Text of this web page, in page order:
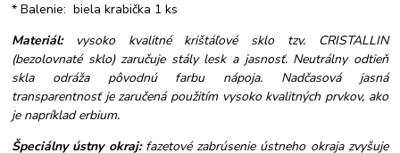
* Balenie: biela krabička 1 ks
Materiál:
vysoko kvalitné krištáľové sklo tzv. CRISTALLIN
(bezolovnaté sklo) zaručuje stály lesk a jasnosť. Neutrálny odtieň
skla odráža pôvodnú farbu nápoja. Nadčasová jasná
transparentnosť je zaručená použitím vysoko kvalitných prvkov, ako
je napríklad erbium.
Špeciálny ústny okraj: fazetové zabrúsenie ústneho okraja zvyšuje